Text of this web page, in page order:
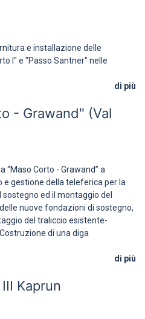
e installazione delle
I" e "Passo Santner" nelle
di più
- Grawand" (Val
Corto - Grawand” a
e gestione della teleferica per la
ed il montaggio del
nuove fondazioni di sostegno,
del traliccio esistente-
di una diga
di più
Kaprun